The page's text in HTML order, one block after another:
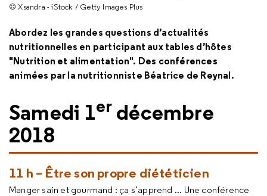
© Xsandra - iStock / Getty Images Plus
Abordez les grandes questions d’actualités
nutritionnelles en participant aux tables d’hôtes
"Nutrition et alimentation". Des conférences
animées par la nutritionniste Béatrice de Reynal.
Samedi 1er décembre
2018
11 h – Être son propre diététicien
Manger sain et gourmand : ça s’apprend ... Une conférence